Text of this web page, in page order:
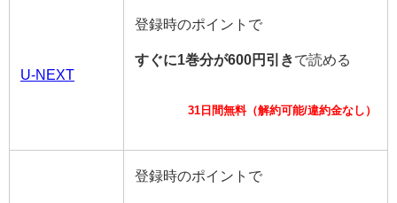
U-NEXT
登録時のポイントで
すぐに1巻分が600円引きで読める
31日間無料（解約可能/違約金なし）
登録時のポイントで